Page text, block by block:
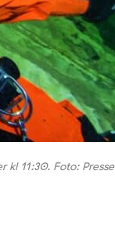
kl 11:30. Foto: Presse